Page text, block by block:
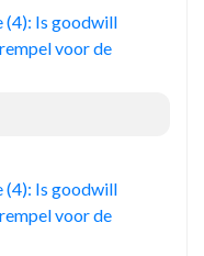
Is goodwill
voor de
Is goodwill
voor de